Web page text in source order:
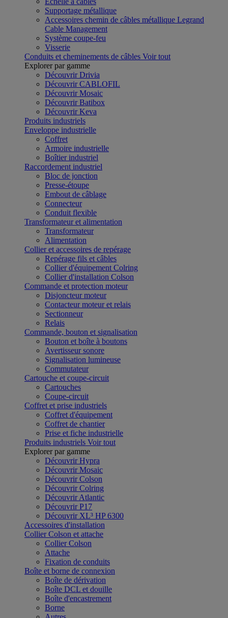
Supportage métallique
Accessoires chemin de câbles métallique Legrand
Cable Management
Système coupe-feu
Visserie
Conduits et cheminements de câbles Voir tout
Explorer par gamme
Découvrir Drivia
Découvrir CABLOFIL
Découvrir Mosaic
Découvrir Batibox
Découvrir Keva
Produits industriels
Enveloppe industrielle
Coffret
Armoire industrielle
Boîtier industriel
Raccordement industriel
Bloc de jonction
Presse-étoupe
Embout de câblage
Connecteur
Conduit flexible
Transformateur et alimentation
Transformateur
Alimentation
Collier et accessoires de repérage
Repérage fils et câbles
Collier d'équipement Colring
Collier d'installation Colson
Commande et protection moteur
Disjoncteur moteur
Contacteur moteur et relais
Sectionneur
Relais
Commande, bouton et signalisation
Bouton et boîte à boutons
Avertisseur sonore
Signalisation lumineuse
Commutateur
Cartouche et coupe-circuit
Cartouches
Coupe-circuit
Coffret et prise industriels
Coffret d'équipement
Coffret de chantier
Prise et fiche industrielle
Produits industriels Voir tout
Explorer par gamme
Découvrir Hypra
Découvrir Mosaic
Découvrir Colson
Découvrir Colring
Découvrir Atlantic
Découvrir P17
Découvrir XL³ HP 6300
Accessoires d'installation
Collier Colson et attache
Collier Colson
Attache
Fixation de conduits
Boîte et borne de connexion
Boîte de dérivation
Boîte DCL et douille
Boîte d'encastrement
Borne